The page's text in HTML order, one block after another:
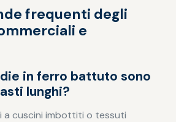
frequenti degli
e
in ferro battuto sono
lunghi?
a cuscini imbottiti o tessuti